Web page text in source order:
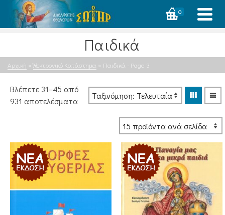
0
Παιδικά
Αρχική » Ἠλεκτρονικό Κατάστημα » Παιδικά - Page 3
Βλέπετε 31–45 από
931 αποτελέσματαSorted